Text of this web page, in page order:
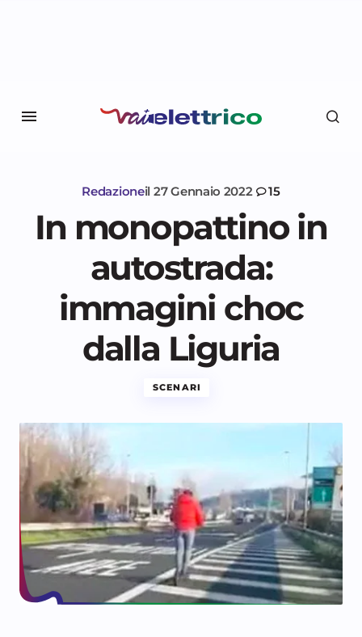
Redazioneil 27 Gennaio 2022 15
In monopattino in
autostrada:
immagini choc
dalla Liguria
SCENARI